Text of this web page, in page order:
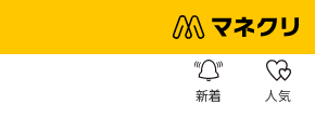
新着 人気